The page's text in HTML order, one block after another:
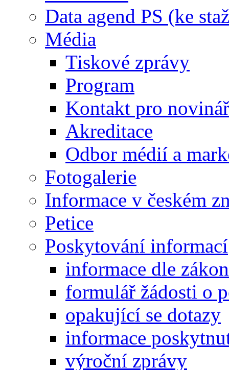
Data agend PS (ke
Média
Tiskové zprávy
Program
Kontakt pro
Akreditace
Odbor médií a
Fotogalerie
Informace v českém
Petice
Poskytování informací
informace dle
formulář žádosti o
opakující se dotazy
informace
výroční zprávy